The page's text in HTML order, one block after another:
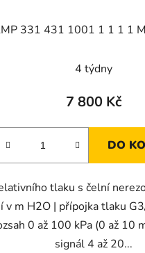
331 431 1001 1 1 1 1
4 týdny
7 800 Kč
DO
tlaku s čelní
v m H2O | přípojka tlaku
0 až 100 kPa (0 až 10
signál 4 až 20...